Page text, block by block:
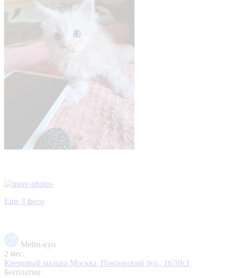
Еще 3 фото
Мейн-кун
2 мес.
Кремовый малыш Москва, Покровский бул., 16/10с1
Бесплатно